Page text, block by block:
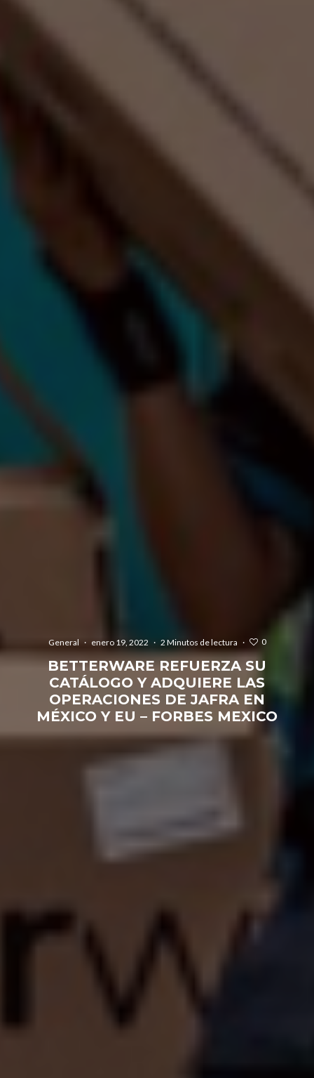
General · enero 19, 2022 · 2 Minutos de lectura · 0
BETTERWARE REFUERZA SU
CATÁLOGO Y ADQUIERE LAS
OPERACIONES DE JAFRA EN
MÉXICO Y EU – FORBES MEXICO